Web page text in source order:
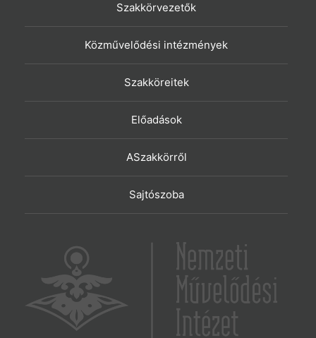
Szakkörvezetők
Közművelődési intézmények
Szakköreitek
Előadások
ASzakkörről
Sajtószoba